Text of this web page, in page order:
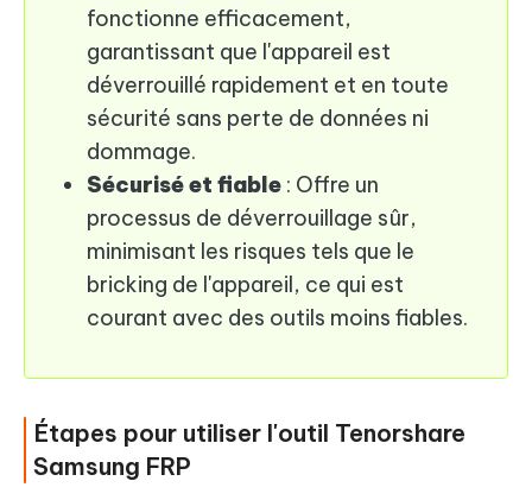
fonctionne efficacement,
garantissant que l'appareil est
déverrouillé rapidement et en toute
sécurité sans perte de données ni
dommage.
Sécurisé et fiable : Offre un
processus de déverrouillage sûr,
minimisant les risques tels que le
bricking de l'appareil, ce qui est
courant avec des outils moins fiables.
Étapes pour utiliser l'outil Tenorshare
Samsung FRP